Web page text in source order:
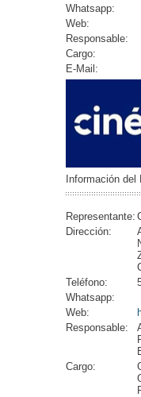
Whatsapp:
Web:
Responsable:
Cargo:
E-Mail:
Información
Representante:
Dirección:
Teléfono:
Whatsapp:
Web:
Responsable:
Cargo: